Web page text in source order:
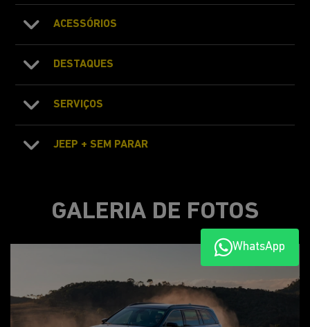
ACESSÓRIOS
DESTAQUES
SERVIÇOS
JEEP + SEM PARAR
GALERIA DE FOTOS
WhatsApp